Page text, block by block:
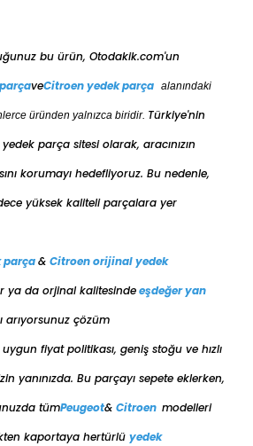
bu ürün, Otodakik.com'un
veCitroen yedek parça alanındaki
üründen yalnızca biridir. Türkiye'nin
parça sitesi olarak, aracınızın
korumayı hedefliyoruz. Bu nedenle,
yüksek kaliteli parçalara yer
parça& Citroen orijinal yedek
ya da orjinal kalitesindeeşdeğeryan
arıyorsunuz çözüm
fiyat politikası, geniş stoğu ve hızlı
yanınızda. Bu parçayı sepete eklerken,
tümPeugeot& Citroen modelleri
kaportaya hertürlü yedek